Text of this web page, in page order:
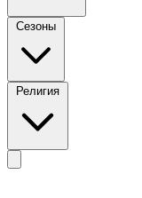
Сезоны
Религия